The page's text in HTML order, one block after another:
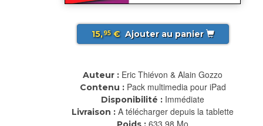
15,95€ Ajouter au panier
Auteur : Eric Thiévon & Alain Gozzo
Contenu : Pack multimedia pour iPad
Disponibilité : Immédiate
Livraison : A télécharger depuis la tablette
633.98 Mo